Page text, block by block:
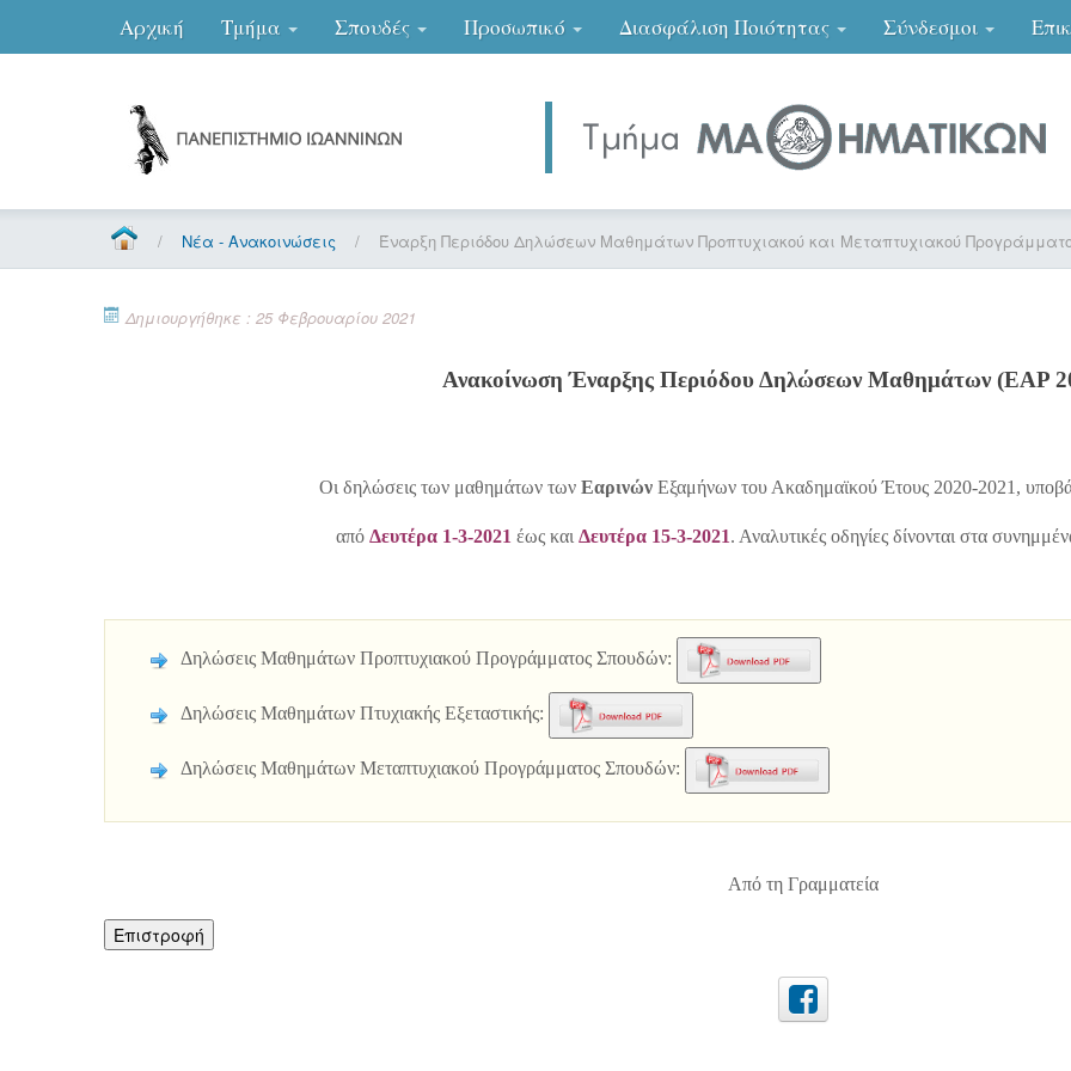
Αρχική Τμήμα Σπουδές Προσωπικό Διασφάλιση Ποιότητας Σύνδεσμοι
/ Νέα - Ανακοινώσεις / Έναρξη Περιόδου Δηλώσεων Μαθημάτων Προπτυχιακού και Μεταπτυχιακού
Δημιουργήθηκε : 25 Φεβρουαρίου 2021
Ανακοίνωση Έναρξης Περιόδου Δηλώσεων Μαθημάτων (ΕΑΡ
Οι δηλώσεις των μαθημάτων των ΕαρινώνΕξαμήνων του Ακαδημαϊκού Έτους 2020-2021,
από Δευτέρα 1-3-2021 έως και Δευτέρα 15-3-2021. Αναλυτικές οδηγίες δίνονται στα
Δηλώσεις Μαθημάτων Προπτυχιακού Προγράμματος Σπουδών:
Δηλώσεις Μαθημάτων Πτυχιακής Εξεταστικής:
Δηλώσεις Μαθημάτων Μεταπτυχιακού Προγράμματος Σπουδών:
Από τη Γραμματεία
Επιστροφή